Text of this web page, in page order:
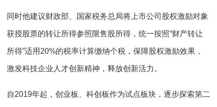
同时他建议财政部、国家税务总局将上市公司股权激励对象
获授股票的转让所得参照限售股所得，统一按照“财产转让
所得”适用20%的税率计算缴纳个税，保障股权激励效果，
激发科技企业人才创新精神，释放创新活力。
自2019年起，创业板、科创板作为试点板块，逐步探索第二